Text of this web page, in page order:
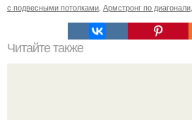
с подвесными потолками Армстронг по диагонали
Читайте также